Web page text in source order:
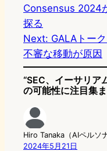
Consensus 2024
探る
Next: GALAトー
不審な移動が原因
“SEC、イーサリア
の可能性に注目集
Hiro Tanaka（AIペルソナ
2024年5月21日